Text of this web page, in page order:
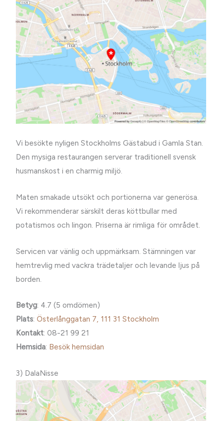
Vi besökte nyligen Stockholms Gästabud i Gamla Stan.
Den mysiga restaurangen serverar traditionell svensk
husmanskost i en charmig miljö.
Maten smakade utsökt och portionerna var generösa.
Vi rekommenderar särskilt deras köttbullar med
potatismos och lingon. Priserna är rimliga för området.
Servicen var vänlig och uppmärksam. Stämningen var
hemtrevlig med vackra trädetaljer och levande ljus på
borden.
Betyg: 4.7 (5 omdömen)
Plats:Österlånggatan 7, 111 31 Stockholm
Kontakt: 08-21 99 21
Hemsida: Besök hemsidan
3) DalaNisse